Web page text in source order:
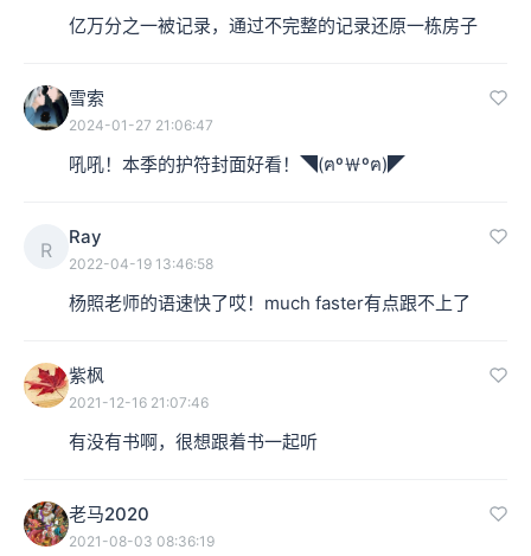
亿万分之一被记录，通过不完整的记录还原一栋房子
雪索
2024-01-27 21:06:47
吼吼！本季的护符封面好看！◥(ฅº￦ºฅ)◤
R
Ray
2022-04-19 13:46:58
杨照老师的语速快了哎！much faster有点跟不上了
紫枫
2021-12-16 21:07:46
有没有书啊，很想跟着书一起听
老马2020
2021-08-03 08:36:19